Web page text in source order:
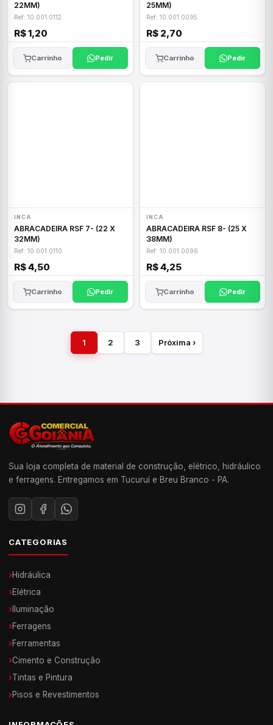
22MM)
Ref: 10.001.0112
R$ 1,20
Carrinho Pedir
25MM)
Ref: 10.001.0095
R$ 2,70
Carrinho Pedir
INCA
ABRACADEIRA RSF 7- (22 X
32MM)
Ref: 10.001.0110
R$ 4,50
Carrinho Pedir
INCA
ABRACADEIRA RSF 8- (25 X
38MM)
Ref: 10.001.0096
R$ 4,25
Carrinho Pedir
1 2 3 Próxima ›
Sua loja completa de material de construção, elétrico, hidráulico
e ferragens. Entregamos em Tucuruí e Breu Branco - PA.
CATEGORIAS
›Hidráulica
›Elétrica
› Iluminação
›Ferragens
›Ferramentas
›Cimento e Construção
›Tintas e Pintura
›Pisos e Revestimentos